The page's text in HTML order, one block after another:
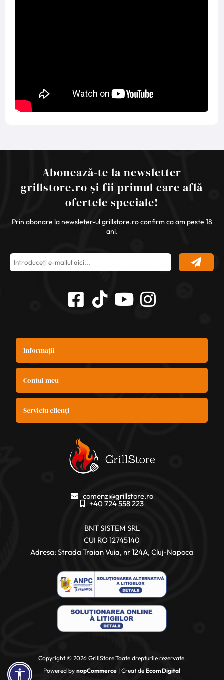
Abonează-te la newsletter
grillstore.ro și fii primul care află
ofertele speciale!
Prin abonare la newsleter-ul grillstore.ro confirm ca am peste 18
ani.
Informații
Contul meu
Serviciu clienți
comenzi@grillstore.ro
+40 724 558 223
BNT SISTEM SRL
CUI RO 12745140
Adresa: Strada Traian Vuia, nr 124A, Cluj-Napoca
Copyright © 2026 GrillStore.Toate drepturile rezervate.
Powered by nopCommerce | Creat de Ecom Digital